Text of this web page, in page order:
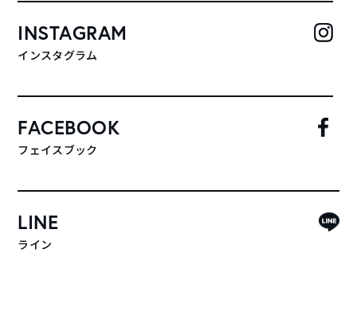
INSTAGRAM
インスタグラム
FACEBOOK
フェイスブック
LINE
ライン